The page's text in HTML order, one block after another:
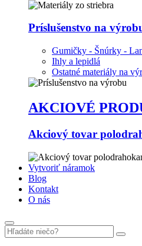
Príslušenstvo na
Gumičky - Šnúrky -
Ihly a lepidlá
Ostatné materiály na
AKCIOVÉ
Akciový tovar
Vytvoriť náramok
Blog
Kontakt
O nás